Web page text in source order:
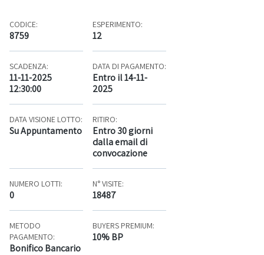
CODICE:
8759
ESPERIMENTO:
12
SCADENZA:
11-11-2025
12:30:00
DATA DI PAGAMENTO:
Entro il 14-11-
2025
DATA VISIONE LOTTO:
Su Appuntamento
RITIRO:
Entro 30 giorni
dalla email di
convocazione
NUMERO LOTTI:
0
N° VISITE:
18487
METODO
PAGAMENTO:
Bonifico Bancario
BUYERS PREMIUM:
10% BP